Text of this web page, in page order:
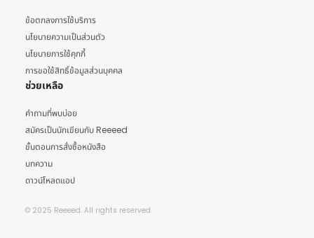
ข้อตกลงการใช้บริการ
นโยบายความเป็นส่วนตัว
นโยบายการใช้คุกกี้
การขอใช้สิทธิ์ข้อมูลส่วนบุคคล
ช่วยเหลือ
คำถามที่พบบ่อย
สมัครเป็นนักเขียนกับ Reeeed
ขั้นตอนการสั่งซื้อหนังสือ
บทความ
ดาวน์โหลดแอป
© 2025 Reeeed. All rights reserved.